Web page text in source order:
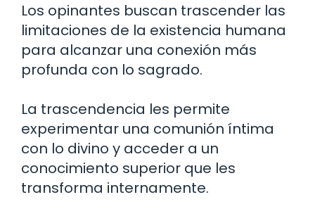
Los opinantes buscan trascender las
limitaciones de la existencia humana
para alcanzar una conexión más
profunda con lo sagrado.
La trascendencia les permite
experimentar una comunión íntima
con lo divino y acceder a un
conocimiento superior que les
transforma internamente.